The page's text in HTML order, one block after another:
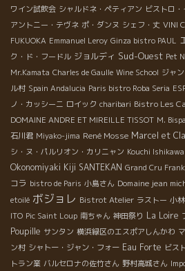
ワイン試飲会 シャルドネ・ペティアン ビストロ
アントニー・テヴネ ポ・ダンヌ シェフ・丈 VINI
FUKUOKA Emmanuel Leroy Ginza bistro PAUL
ク・ド・フードル ジョルディ Sud-Ouest Pet
Mr.Kamata Charles de Gaulle Wine School ジャ
ル村 Spain Andalucia Paris bistro Roba Seria
ノ・カッシーニ ロイック charibari Bistro Les
DOMAINE ANDRE ET MIREILLE TISSOT M.
石川君 Miyako-jima René Mosse Marcel et
シ・ヌ・パルリオン・カリニャン Kouchi
Okonomiyaki Kiji SANTEKAN Grand Cru
コラ bistro de Paris 小島さん Domaine jean
etoilé ボジョレ Bistrot Atelier ラストー 小
ITO Pic Saint Loup 南ちゃん 神田祭り La Loire
Poupille サンタン 横浜緑区のエスポアしんかわ
ン村 シャトー・ジャン・フォー Eau Forte ビス
トラン業 バルセロナの佐竹さん 野村高城さん